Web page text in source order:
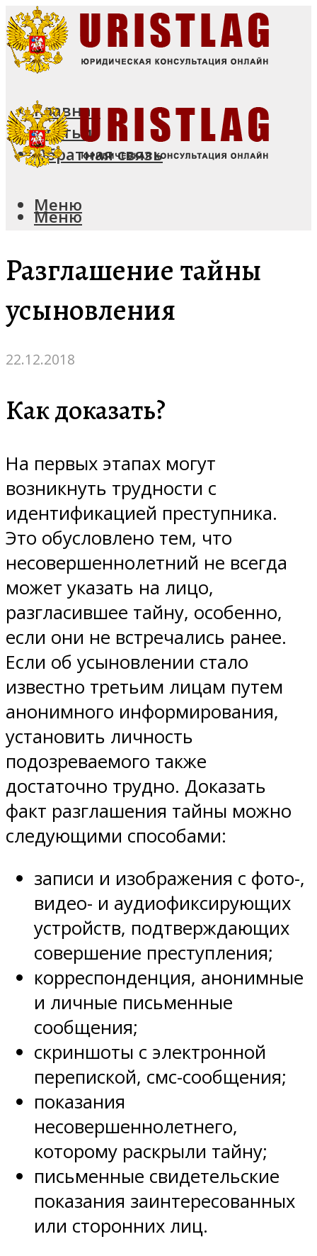
Главная
Статьи
Обратная связь
Меню
Меню
Разглашение тайны
усыновления
22.12.2018
Как доказать?
На первых этапах могут
возникнуть трудности с
идентификацией преступника.
Это обусловлено тем, что
несовершеннолетний не всегда
может указать на лицо,
разгласившее тайну, особенно,
если они не встречались ранее.
Если об усыновлении стало
известно третьим лицам путем
анонимного информирования,
установить личность
подозреваемого также
достаточно трудно. Доказать
факт разглашения тайны можно
следующими способами:
записи и изображения с фото-,
видео- и аудиофиксирующих
устройств, подтверждающих
совершение преступления;
корреспонденция, анонимные
и личные письменные
сообщения;
скриншоты с электронной
перепиской, смс-сообщения;
показания
несовершеннолетнего,
которому раскрыли тайну;
письменные свидетельские
показания заинтересованных
или сторонних лиц.